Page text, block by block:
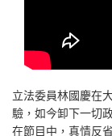
立法委員林國慶在
驗，如今卸下一切
在節目中，真情反